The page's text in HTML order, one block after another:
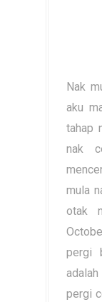
Nak
aku
tahap
nak
mula
otak
pergi
pergi